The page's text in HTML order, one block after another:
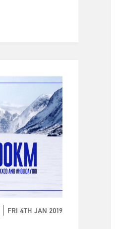
FRI 4TH JAN 2019